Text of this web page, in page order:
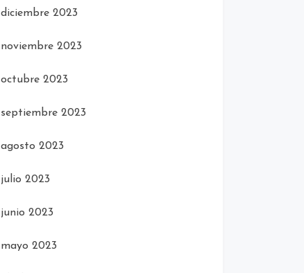
diciembre 2023
noviembre 2023
octubre 2023
septiembre 2023
agosto 2023
julio 2023
junio 2023
mayo 2023